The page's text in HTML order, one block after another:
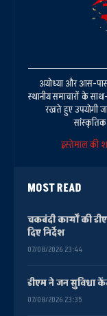
अयोध्या और आस-पास
स्थानीय समाचारों के
रखते हुए उपयोगी
सांस्कृतिक
इस्तेमाल की
MOST READ
चकबंदी कार्यों की
दिए निर्देश
07/08/2026 23:44
डीएम ने जन सुविधा
07/08/2026 23:35